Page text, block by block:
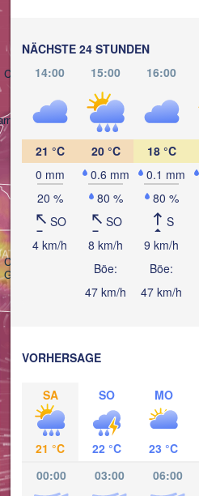
NÄCHSTE 24 STUNDEN
14:00
15:00 16:00
21 °C
0 mm
20 %
SO
4 km/h
20 °C
0.6 mm
80 %
SO
8 km/h
Böe:
47 km/h
18 °C
0.1 mm
80 %
S
9 km/h
Böe:
47 km/h
VORHERSAGE
SA
21 °C
SO
22 °C
MO
23 °C
00:00
03:00 06:00
Ciudad de
Guatemala
Campeche
Tegucigalpa
San Pedro Sula
Chetumal
BELIZE